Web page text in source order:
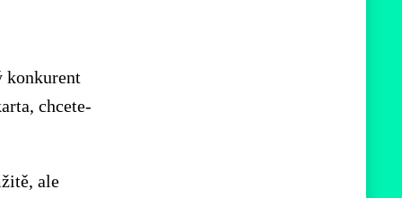
konkurent
chcete-
ale